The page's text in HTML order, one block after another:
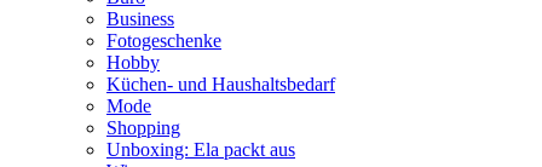
Business
Fotogeschenke
Hobby
Küchen- und Haushaltsbedarf
Mode
Shopping
Unboxing: Ela packt aus